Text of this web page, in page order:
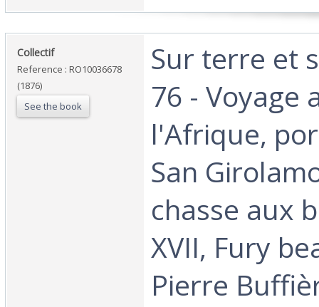
‎Collectif‎
Reference : RO10036678
(1876)
See the book
‎Sur terre et
76 - Voyage
l'Afrique,
San
chasse aux
XVII, Fury
Pierre